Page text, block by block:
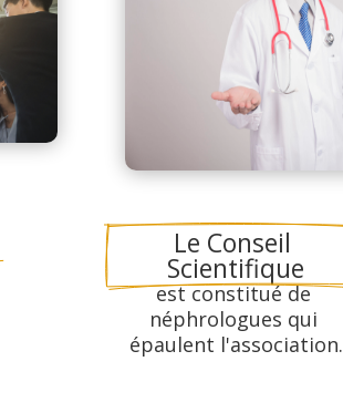
Le Conseil
Scientifique
est constitué de
néphrologues qui
épaulent l'association.